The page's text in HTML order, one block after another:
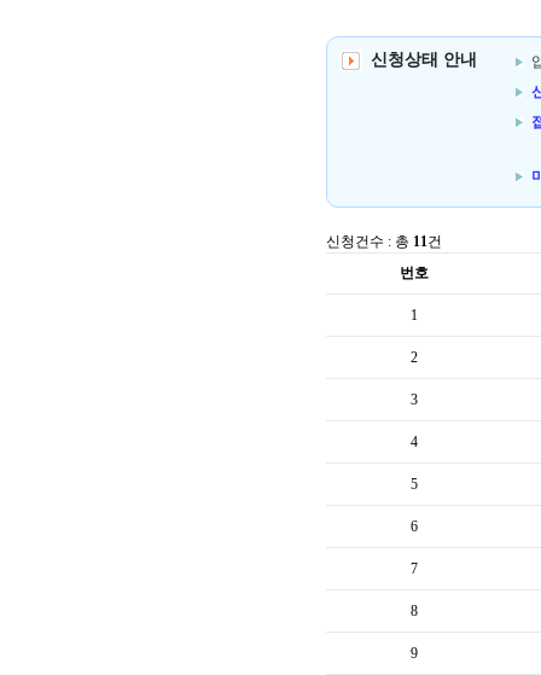
신청상태 안내
신청건수 : 총 11건
번호
1
2
3
4
5
6
7
8
9